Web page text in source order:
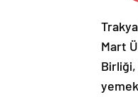
Mart